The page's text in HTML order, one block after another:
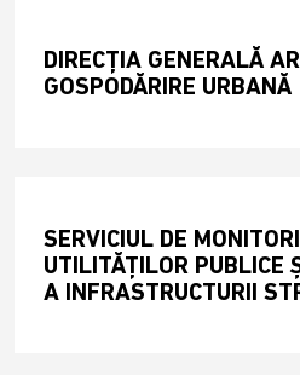
DIRECȚIA GENERALĂ
GOSPODĂRIRE URBANĂ
SERVICIUL DE
UTILITĂȚILOR PUBLICE
A INFRASTRUCTURII